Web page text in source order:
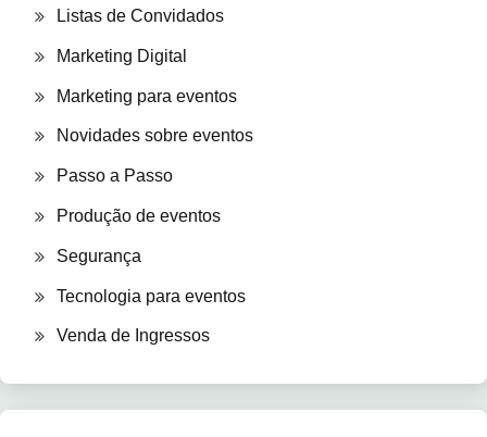
Listas de Convidados
Marketing Digital
Marketing para eventos
Novidades sobre eventos
Passo a Passo
Produção de eventos
Segurança
Tecnologia para eventos
Venda de Ingressos